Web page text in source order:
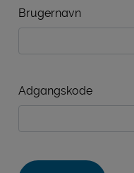
Brugernavn
Adgangskode